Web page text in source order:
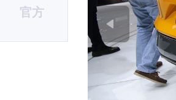
官方